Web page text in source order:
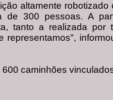
altamente robotizado
de 300 pessoas. A
tanto a realizada por
representamos",
caminhões